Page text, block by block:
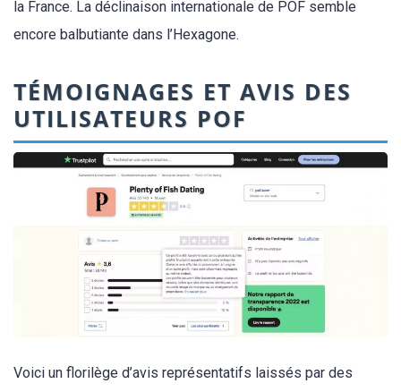
la France. La déclinaison internationale de POF semble
encore balbutiante dans l’Hexagone.
TÉMOIGNAGES ET AVIS DES
UTILISATEURS POF
Voici un florilège d’avis représentatifs laissés par des